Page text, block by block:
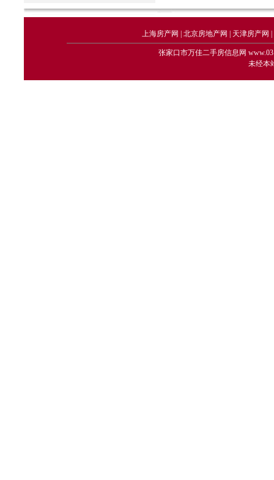
上海房产网 北京房地产网 天津房产网
张家口市万佳二手房信息网
未经本